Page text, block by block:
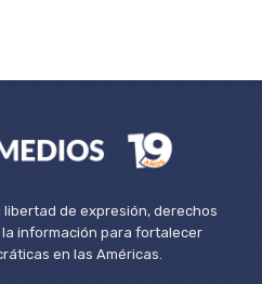
de expresión, derechos
información para fortalecer
en las Américas.